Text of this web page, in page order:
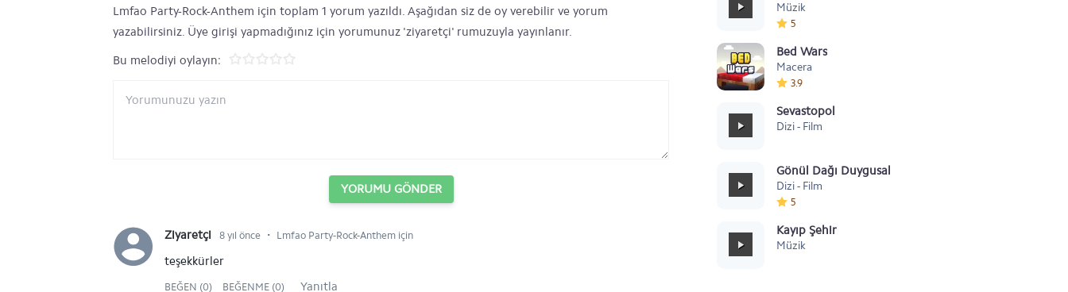
Müzik
5
Bed Wars
Macera
3.9
Sevastopol
Dizi - Film
Gönül Dağı Duygusal
Dizi - Film
5
Kayıp Şehir
Müzik
Lmfao Party-Rock-Anthem için toplam 1 yorum yazıldı. Aşağıdan siz de oy verebilir ve yorum
yazabilirsiniz. Üye girişi yapmadığınız için yorumunuz 'ziyaretçi' rumuzuyla yayınlanır.
Bu melodiyi oylayın:
YORUMU GÖNDER
Ziyaretçi 8 yıl önce ⋅ Lmfao Party-Rock-Anthem için
teşekkürler
BEĞEN (0) BEĞENME (0) Yanıtla